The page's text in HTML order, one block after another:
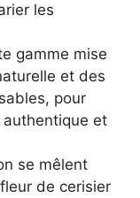
les
gamme mise
et des
pour
authentique et
se mêlent
de cerisier